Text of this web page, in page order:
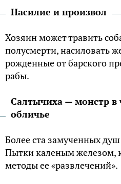
Насилие и произвол
Хозяин может травить
полусмерти, насиловать
рожденные от барского
рабы.
Салтычиха — монстр в
обличье
Более ста замученных душ
Пытки каленым железом,
методы ее «развлечений».